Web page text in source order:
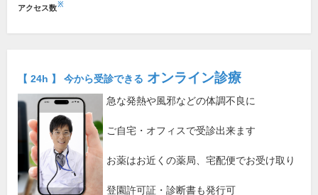
アクセス数※
【 24h 】 今から受診できる オンライン診療
急な発熱や風邪などの体調不良に
ご自宅・オフィスで受診出来ます
お薬はお近くの薬局、宅配便でお受け取り
登園許可証・診断書も発行可